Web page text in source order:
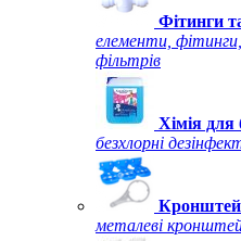
Фітинги
елементи,
фільтрів
Хімія для
безхлорні
металеві